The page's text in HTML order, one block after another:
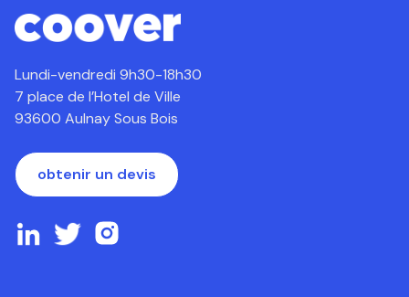
Lundi-vendredi 9h30-18h30
7 place de l’Hotel de Ville
93600 Aulnay Sous Bois
obtenir un devis